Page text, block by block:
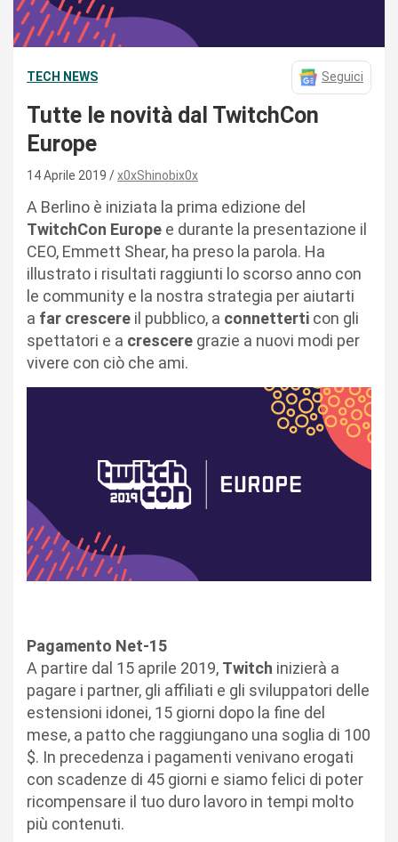
TECH NEWS Seguici
Tutte le novità dal TwitchCon
Europe
14 Aprile 2019 x0xShinobix0x
A Berlino è iniziata la prima edizione del
TwitchCon Europe e durante la presentazione il
CEO, Emmett Shear, ha preso la parola. Ha
illustrato i risultati raggiunti lo scorso anno con
le community e la nostra strategia per aiutarti
a far crescere il pubblico, a connetterti con gli
spettatori e a crescere grazie a nuovi modi per
vivere con ciò che ami.
Pagamento Net-15
A partire dal 15 aprile 2019, Twitch inizierà a
pagare i partner, gli affiliati e gli sviluppatori delle
estensioni idonei, 15 giorni dopo la fine del
mese, a patto che raggiungano una soglia di 100
$. In precedenza i pagamenti venivano erogati
con scadenze di 45 giorni e siamo felici di poter
ricompensare il tuo duro lavoro in tempi molto
più contenuti.